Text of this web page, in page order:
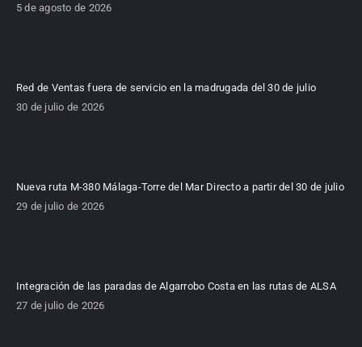
5 de agosto de 2026
Red de Ventas fuera de servicio en la madrugada del 30 de julio
30 de julio de 2026
Nueva ruta M-380 Málaga-Torre del Mar Directo a partir del 30 de julio
29 de julio de 2026
Integración de las paradas de Algarrobo Costa en las rutas de ALSA
27 de julio de 2026